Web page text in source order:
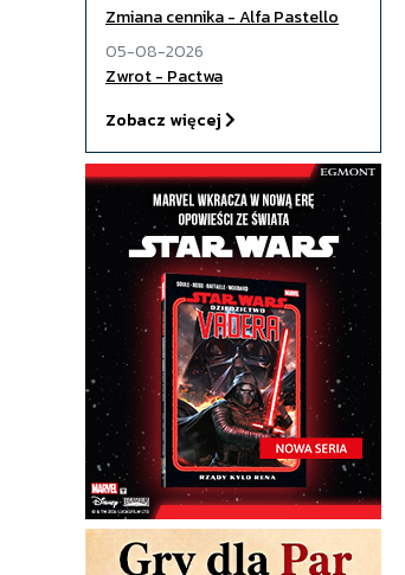
Zmiana cennika - Alfa Pastello
05-08-2026
Zwrot - Pactwa
Zobacz więcej